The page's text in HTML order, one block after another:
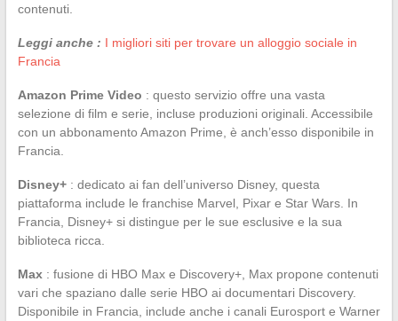
contenuti.
Leggi anche : I migliori siti per trovare un alloggio sociale in
Francia
Amazon Prime Video : questo servizio offre una vasta
selezione di film e serie, incluse produzioni originali. Accessibile
con un abbonamento Amazon Prime, è anch’esso disponibile in
Francia.
Disney+: dedicato ai fan dell’universo Disney, questa
piattaforma include le franchise Marvel, Pixar e Star Wars. In
Francia, Disney+ si distingue per le sue esclusive e la sua
biblioteca ricca.
Max: fusione di HBO Max e Discovery+, Max propone contenuti
vari che spaziano dalle serie HBO ai documentari Discovery.
Disponibile in Francia, include anche i canali Eurosport e Warner